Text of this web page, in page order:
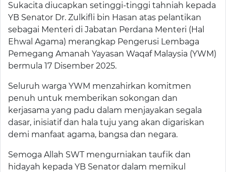
Sukacita diucapkan setinggi-tinggi tahniah kepada
YB Senator Dr. Zulkifli bin Hasan atas pelantikan
sebagai Menteri di Jabatan Perdana Menteri (Hal
Ehwal Agama) merangkap Pengerusi Lembaga
Pemegang Amanah Yayasan Waqaf Malaysia (YWM)
bermula 17 Disember 2025.
Seluruh warga YWM menzahirkan komitmen
penuh untuk memberikan sokongan dan
kerjasama yang padu dalam menjayakan segala
dasar, inisiatif dan hala tuju yang akan digariskan
demi manfaat agama, bangsa dan negara.
Semoga Allah SWT mengurniakan taufik dan
hidayah kepada YB Senator dalam memikul